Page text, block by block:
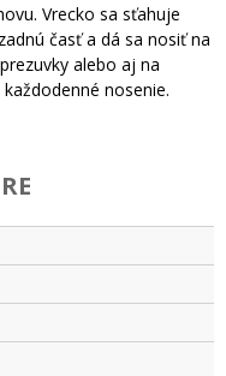
Vrecko sa sťahuje
časť a dá sa nosiť na
alebo aj na
nosenie.